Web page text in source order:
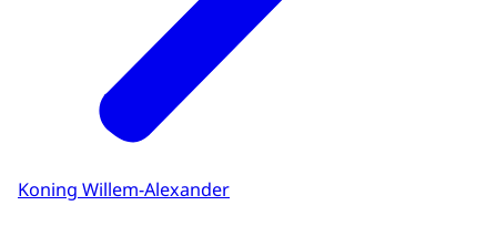
Koning Willem-Alexander